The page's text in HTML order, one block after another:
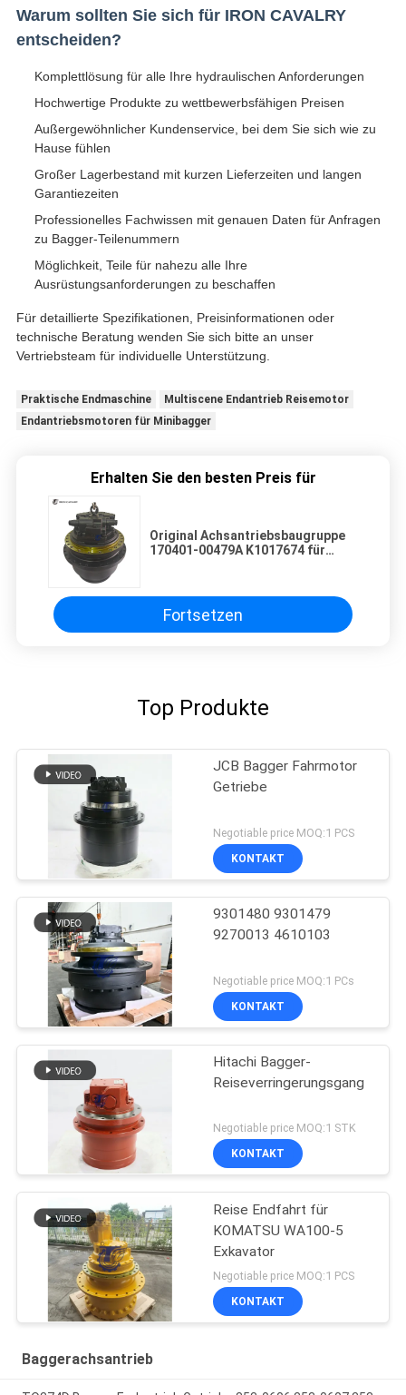
Warum sollten Sie sich für IRON CAVALRY
entscheiden?
Komplettlösung für alle Ihre hydraulischen Anforderungen
Hochwertige Produkte zu wettbewerbsfähigen Preisen
Außergewöhnlicher Kundenservice, bei dem Sie sich wie zu
Hause fühlen
Großer Lagerbestand mit kurzen Lieferzeiten und langen
Garantiezeiten
Professionelles Fachwissen mit genauen Daten für Anfragen
zu Bagger-Teilenummern
Möglichkeit, Teile für nahezu alle Ihre
Ausrüstungsanforderungen zu beschaffen
Für detaillierte Spezifikationen, Preisinformationen oder
technische Beratung wenden Sie sich bitte an unser
Vertriebsteam für individuelle Unterstützung.
Praktische Endmaschine
Multiscene Endantrieb Reisemotor
Endantriebsmotoren für Minibagger
Erhalten Sie den besten Preis für
Original Achsantriebsbaugruppe
170401-00479A K1017674 für
Fahrantriebsmotorbaugruppe
Fortsetzen
Top Produkte
JCB Bagger Fahrmotor
Getriebe
Negotiable price MOQ:1 PCS
KONTAKT
9301480 9301479
9270013 4610103
Negotiable price MOQ:1 PCs
KONTAKT
Hitachi Bagger-
Reiseverringerungsgang
Negotiable price MOQ:1 STK
KONTAKT
Reise Endfahrt für
KOMATSU WA100-5
Exkavator
Negotiable price MOQ:1 PCS
KONTAKT
Baggerachsantrieb